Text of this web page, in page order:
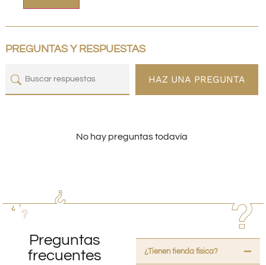
PREGUNTAS Y RESPUESTAS
HAZ UNA PREGUNTA
No hay preguntas todavía
Preguntas
frecuentes
¿Tienen tienda fisica?